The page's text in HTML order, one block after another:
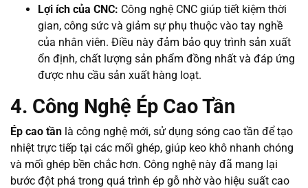
Lợi ích của CNC: Công nghệ CNC giúp tiết kiệm thời
gian, công sức và giảm sự phụ thuộc vào tay nghề
của nhân viên. Điều này đảm bảo quy trình sản xuất
ổn định, chất lượng sản phẩm đồng nhất và đáp ứng
được nhu cầu sản xuất hàng loạt.
4. Công Nghệ Ép Cao Tần
Ép cao tần là công nghệ mới, sử dụng sóng cao tần để tạo
nhiệt trực tiếp tại các mối ghép, giúp keo khô nhanh chóng
và mối ghép bền chắc hơn. Công nghệ này đã mang lại
bước đột phá trong quá trình ép gỗ nhờ vào hiệu suất cao